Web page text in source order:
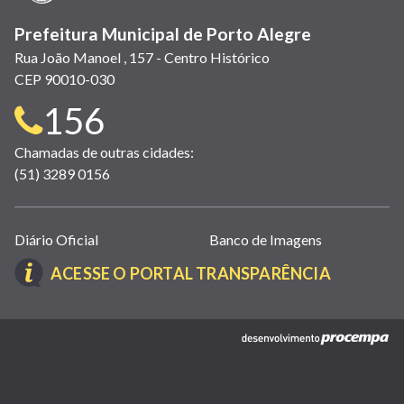
Prefeitura Municipal de Porto Alegre
Rua João Manoel , 157 - Centro Histórico
CEP 90010-030
Telefone
para
contato:
156
Chamadas de outras cidades:
(51) 3289 0156
Links
úteis
(abrem
nova
Diário Oficial Banco de Imagens
ACESSE O PORTAL TRANSPARÊNCIA(LINK
EM
NOVA